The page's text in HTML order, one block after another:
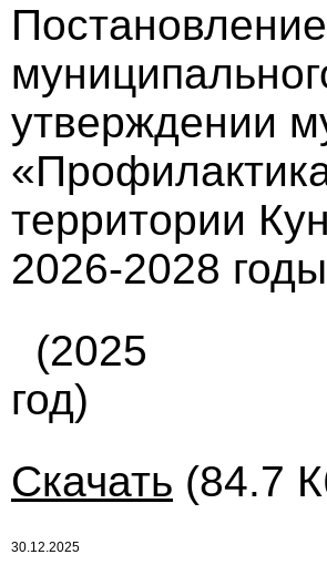
утверждении
территории
2026-2028
(2025
год)
Скачать (84.7
30.12.2025